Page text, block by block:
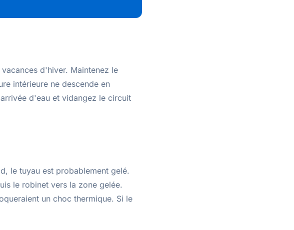
d'hiver. Maintenez le
intérieure ne descende en
d'eau et vidangez le circuit
le tuyau est probablement gelé.
le robinet vers la zone gelée.
un choc thermique. Si le